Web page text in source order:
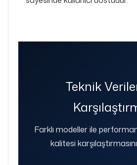
Teknik
Farklı modeller ile
kalitesi